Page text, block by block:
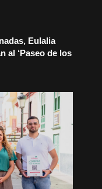
Eulalia
al ‘Paseo de los